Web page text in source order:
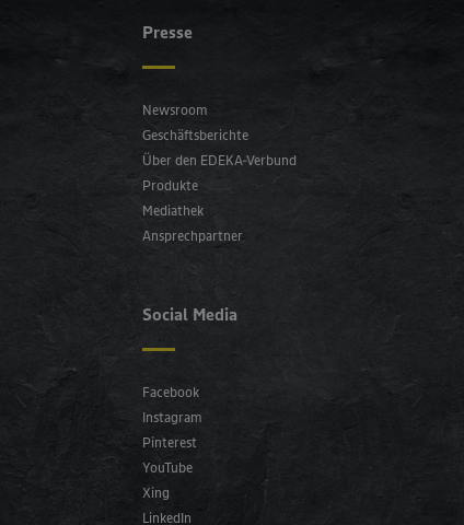
Presse
Newsroom
Geschäftsberichte
Über den EDEKA-Verbund
Produkte
Mediathek
Ansprechpartner
Social Media
Facebook
Instagram
Pinterest
YouTube
Xing
LinkedIn